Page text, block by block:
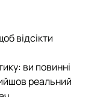
відсікти
ви повинні
реальний